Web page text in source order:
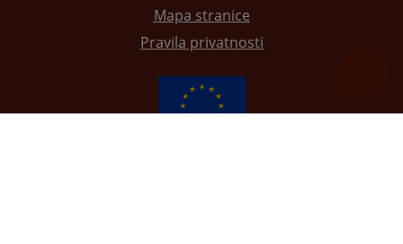
Mapa stranice
Pravila privatnosti